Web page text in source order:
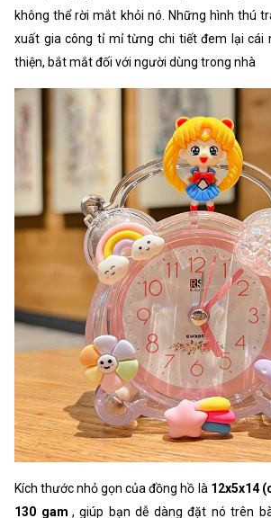
không thể rời mắt khỏi nó. Những hình thú
xuất gia công tỉ mỉ từng chi tiết đem lại cái
thiện, bắt mắt đối với người dùng trong nhà
Kích thước nhỏ gọn của đồng hồ là 12x5x14
130 gam , giúp bạn dễ dàng đặt nó trên